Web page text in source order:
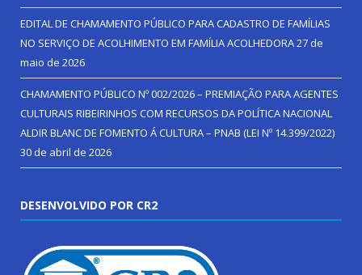
EDITAL DE CHAMAMENTO PÚBLICO PARA CADASTRO DE FAMÍLIAS
NO SERVIÇO DE ACOLHIMENTO EM FAMÍLIA ACOLHEDORA27 de
maio de 2026
CHAMAMENTO PÚBLICO Nº 002/2026 – PREMIAÇÃO PARA AGENTES
CULTURAIS RIBEIRINHOS COM RECURSOS DA POLÍTICA NACIONAL
ALDIR BLANC DE FOMENTO Á CULTURA – PNAB (LEI Nº 14.399/2022)
30 de abril de 2026
DESENVOLVIDO POR CR2